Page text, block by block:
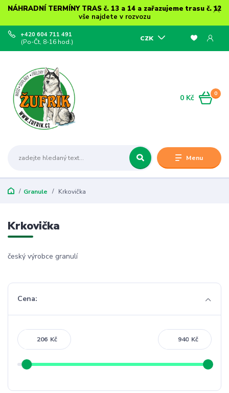
NÁHRADNÍ TERMÍNY TRAS č. 13 a 14 a zařazujeme trasu č. 12
vše najdete v rozvozu
Menu
CZK
+420 604 711 491
(Po-Čt, 8-16 hod.)
0
0 Kč
Granule Krkovička
Krkovička
český výrobce granulí
Cena:
Kč Kč